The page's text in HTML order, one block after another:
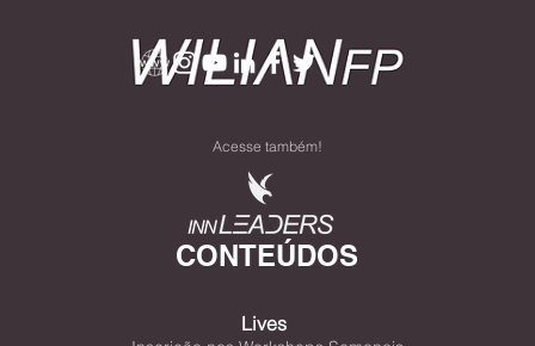
CONTEÚDOS
Lives
Acesse também!